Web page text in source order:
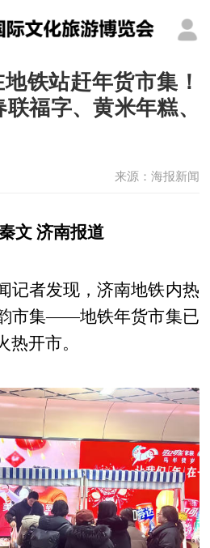
铁站赶年货市集！
福字、黄米年糕、
来源：海报新闻
文 济南报道
者发现，济南地铁内热
市集——地铁年货市集已
热开市。